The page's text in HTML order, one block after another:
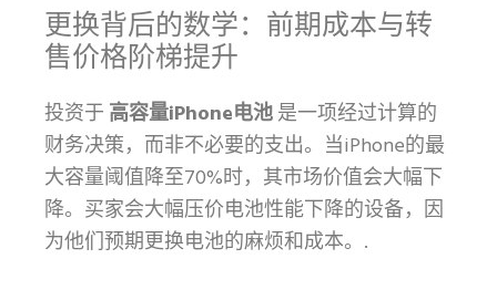
更换背后的数学：前期成本与转
售价格阶梯提升
投资于 高容量iPhone电池是一项经过计算的
财务决策，而非不必要的支出。当iPhone的最
大容量阈值降至70%时，其市场价值会大幅下
降。买家会大幅压价电池性能下降的设备，因
为他们预期更换电池的麻烦和成本。.